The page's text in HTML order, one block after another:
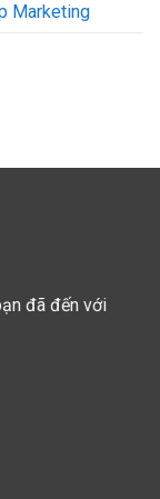
Marketing
đã đến với